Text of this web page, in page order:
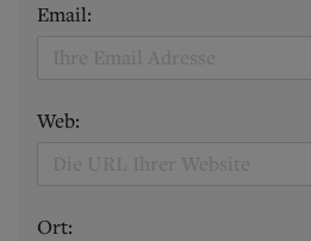
Email:
Web:
Ort: